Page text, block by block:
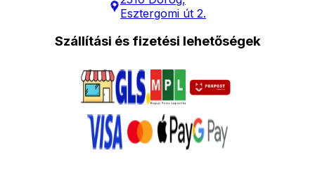
Esztergomi út 2.
Szállítási és fizetési lehetőségek